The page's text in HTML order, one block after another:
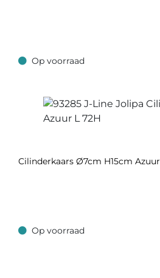
Op voorraad
Op voorraad
Cilinderkaars Ø7cm H15cm Azuur
Op voorraad
Op voorraad